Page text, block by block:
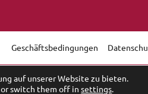
Geschäftsbedingungen
auf unserer Website zu bieten.
or switch them off insettings.